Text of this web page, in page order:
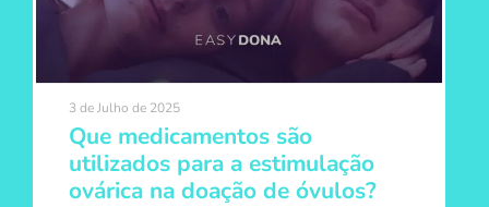
Que medicamentos são
utilizados para a estimulação
ovárica na doação de óvulos?
3 de Julho de 2025